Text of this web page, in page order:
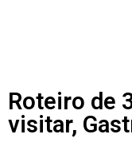
Roteiro de
visitar,